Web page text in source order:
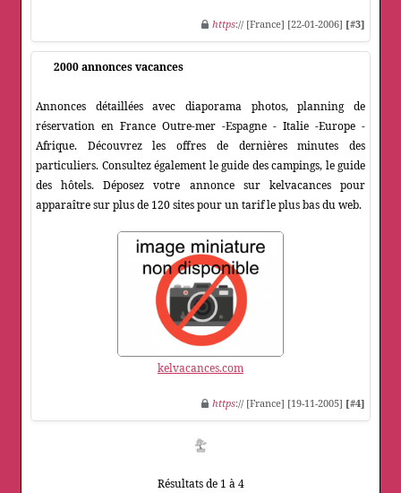
https:// [France] [22-01-2006] [#3]
2000 annonces vacances
Annonces détaillées avec diaporama photos, planning de
réservation en France Outre-mer -Espagne - Italie -Europe -
Afrique. Découvrez les offres de dernières minutes des
particuliers. Consultez également le guide des campings, le guide
des hôtels. Déposez votre annonce sur kelvacances pour
apparaître sur plus de 120 sites pour un tarif le plus bas du web.
kelvacances.com
https:// [France] [19-11-2005] [#4]
Résultats de 1 à 4